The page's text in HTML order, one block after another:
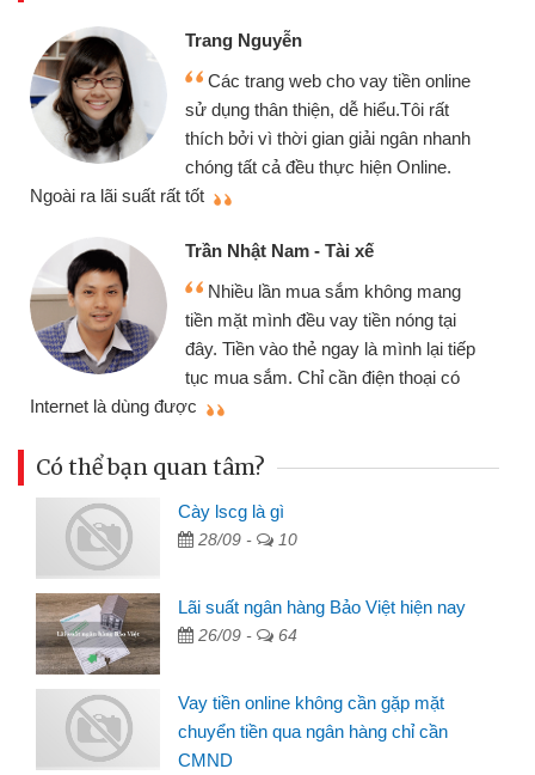
Trang Nguyễn
Các trang web cho vay tiền online
sử dụng thân thiện, dễ hiểu.Tôi rất
thích bởi vì thời gian giải ngân nhanh
chóng tất cả đều thực hiện Online.
Ngoài ra lãi suất rất tốt
Trần Nhật Nam - Tài xế
Nhiều lần mua sắm không mang
tiền mặt mình đều vay tiền nóng tại
đây. Tiền vào thẻ ngay là mình lại tiếp
tục mua sắm. Chỉ cần điện thoại có
Internet là dùng được
Có thể bạn quan tâm?
Cày lscg là gì
28/09 - 10
Lãi suất ngân hàng Bảo Việt hiện nay
26/09 - 64
Vay tiền online không cần gặp mặt
chuyển tiền qua ngân hàng chỉ cần
CMND